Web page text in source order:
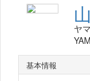
ヤ
基本情報